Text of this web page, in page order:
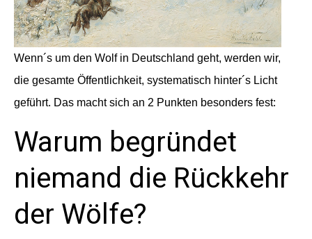
Wenn´s um den Wolf in Deutschland geht, werden wir,
die gesamte Öffentlichkeit, systematisch hinter´s Licht
geführt. Das macht sich an 2 Punkten besonders fest:
Warum begründet
niemand die Rückkehr
der Wölfe?